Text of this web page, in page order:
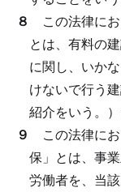
８ この法律に
とは、有料の
に関し、いか
けないで行う
紹介をいう。
９ この法律に
保」とは、事
労働者を、当